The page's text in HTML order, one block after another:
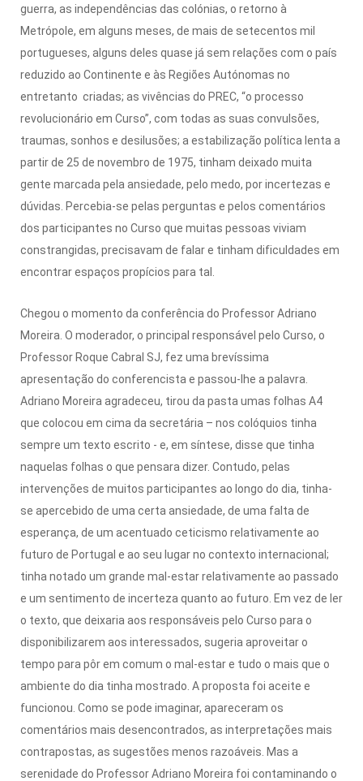
guerra, as independências das colónias, o retorno à
Metrópole, em alguns meses, de mais de setecentos mil
portugueses, alguns deles quase já sem relações com o país
reduzido ao Continente e às Regiões Autónomas no
entretanto criadas; as vivências do PREC, “o processo
revolucionário em Curso”, com todas as suas convulsões,
traumas, sonhos e desilusões; a estabilização política lenta a
partir de 25 de novembro de 1975, tinham deixado muita
gente marcada pela ansiedade, pelo medo, por incertezas e
dúvidas. Percebia-se pelas perguntas e pelos comentários
dos participantes no Curso que muitas pessoas viviam
constrangidas, precisavam de falar e tinham dificuldades em
encontrar espaços propícios para tal.
Chegou o momento da conferência do Professor Adriano
Moreira. O moderador, o principal responsável pelo Curso, o
Professor Roque Cabral SJ, fez uma brevíssima
apresentação do conferencista e passou-lhe a palavra.
Adriano Moreira agradeceu, tirou da pasta umas folhas A4
que colocou em cima da secretária – nos colóquios tinha
sempre um texto escrito - e, em síntese, disse que tinha
naquelas folhas o que pensara dizer. Contudo, pelas
intervenções de muitos participantes ao longo do dia, tinha-
se apercebido de uma certa ansiedade, de uma falta de
esperança, de um acentuado ceticismo relativamente ao
futuro de Portugal e ao seu lugar no contexto internacional;
tinha notado um grande mal-estar relativamente ao passado
e um sentimento de incerteza quanto ao futuro. Em vez de ler
o texto, que deixaria aos responsáveis pelo Curso para o
disponibilizarem aos interessados, sugeria aproveitar o
tempo para pôr em comum o mal-estar e tudo o mais que o
ambiente do dia tinha mostrado. A proposta foi aceite e
funcionou. Como se pode imaginar, apareceram os
comentários mais desencontrados, as interpretações mais
contrapostas, as sugestões menos razoáveis. Mas a
serenidade do Professor Adriano Moreira foi contaminando o